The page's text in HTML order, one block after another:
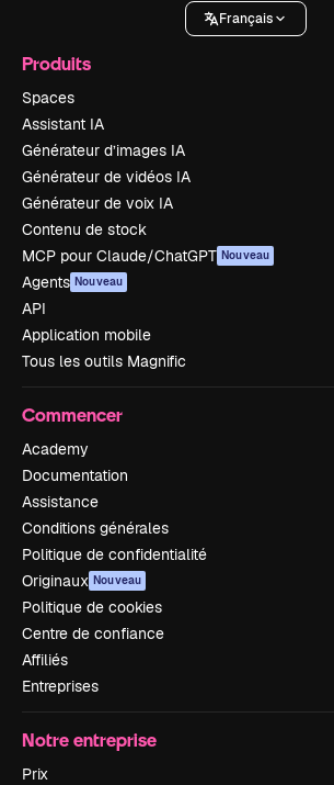
Français
Produits
Spaces
Assistant IA
Générateur d’images IA
Générateur de vidéos IA
Générateur de voix IA
Contenu de stock
MCP pour Claude/ChatGPT Nouveau
Agents Nouveau
API
Application mobile
Tous les outils Magnific
Commencer
Academy
Documentation
Assistance
Conditions générales
Politique de confidentialité
Originaux Nouveau
Politique de cookies
Centre de confiance
Affiliés
Entreprises
Notre entreprise
Prix